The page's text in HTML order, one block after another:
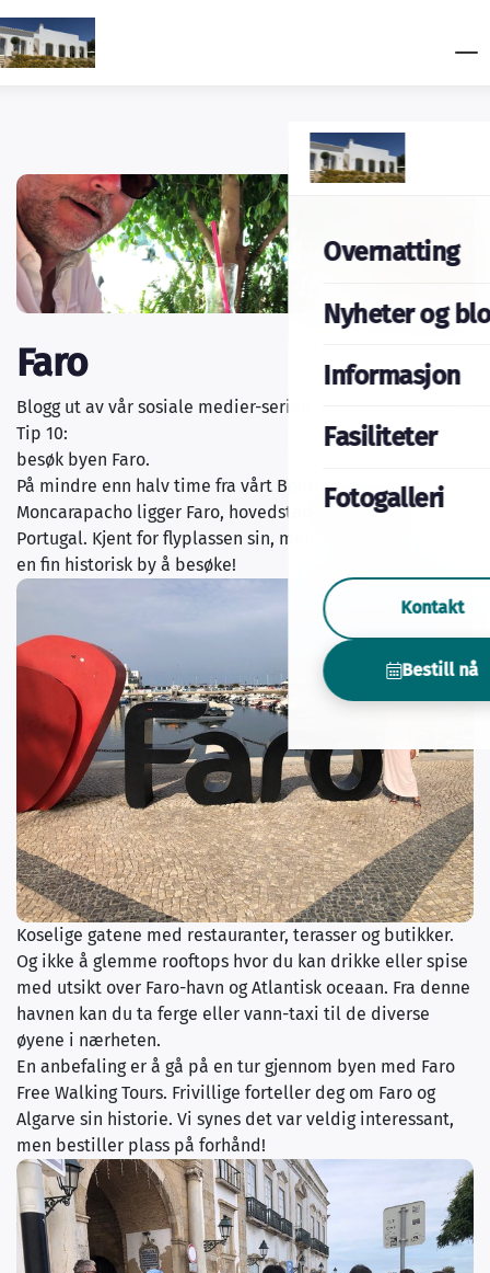
Overnatting
Nyheter og
Informasjon
Fasiliteter
Fotogalleri
Kontakt
Bestill nå
Faro
Blogg ut av vår sosiale medier-serien "Onsdag bryter uke"
Tip 10:
besøk byen Faro.
På mindre enn halv time fra vårt Boutique Guesthouse-
Moncarapacho ligger Faro, hovedstaden i Algarve, i
Portugal. Kjent for flyplassen sin, men mindre kjent som
en fin historisk by å besøke!
Koselige gatene med restauranter, terasser og butikker.
Og ikke å glemme rooftops hvor du kan drikke eller spise
med utsikt over Faro-havn og Atlantisk oceaan. Fra denne
havnen kan du ta ferge eller vann-taxi til de diverse
øyene i nærheten.
En anbefaling er å gå på en tur gjennom byen med Faro
Free Walking Tours. Frivillige forteller deg om Faro og
Algarve sin historie. Vi synes det var veldig interessant,
men bestiller plass på forhånd!